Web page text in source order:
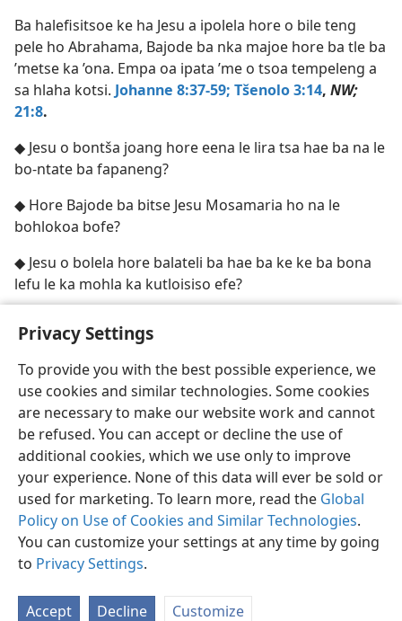
Privacy Settings
To provide you with the best possible experience, we
use cookies and similar technologies. Some cookies
are necessary to make our website work and cannot
be refused. You can accept or decline the use of
additional cookies, which we use only to improve
your experience. None of this data will ever be sold or
used for marketing. To learn more, read the Global
Policy on Use of Cookies and Similar Technologies.
You can customize your settings at any time by going
to Privacy Settings.
Accept Decline Customize
Ba halefisitsoe ke ha Jesu a ipolela hore o bile teng
pele ho Abrahama, Bajode ba nka majoe hore ba tle ba
’metse ka ’ona. Empa oa ipata ’me o tsoa tempeleng a
sa hlaha kotsi. Johanne 8:37-59; Tšenolo 3:14, NW;
21:8.
◆ Jesu o bontša joang hore eena le lira tsa hae ba na le
bo-ntate ba fapaneng?
◆ Hore Bajode ba bitse Jesu Mosamaria ho na le
bohlokoa bofe?
◆ Jesu o bolela hore balateli ba hae ba ke ke ba bona
lefu le ka mohla ka kutloisiso efe?
Sesotho (Lesotho) Romela Ikhethele
Copyright© 2026 Watch Tower Bible and Tract Society of Pennsylvania
Melao ea Tšebeliso
Tumellano ea ho Boloka Lekunutu
Privacy Settings
JW.ORG Kena